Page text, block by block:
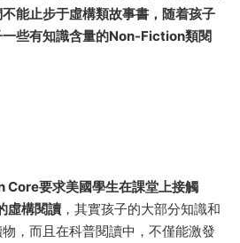
能止步于虛構類故事書，随着孩子
些有知識含量的Non-Fiction類閱
Core要求美國學生在課堂上接觸
虛構閱讀 ，其實孩子的大部分知識和
，而且在科普閱讀中，不僅能激發